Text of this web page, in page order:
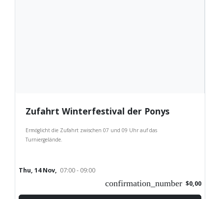
Zufahrt Winterfestival der Ponys
Ermöglicht die Zufahrt zwischen 07 und 09 Uhr auf das
Turniergelände.
Thu, 14 Nov, 07:00 - 09:00
confirmation_number $0,00